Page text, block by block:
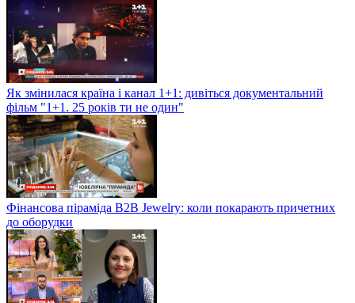
Як змінилася країна і канал 1+1: дивіться документальний
фільм "1+1. 25 років ти не один"
Фінансова піраміда B2B Jewelry: коли покарають причетних
до оборудки